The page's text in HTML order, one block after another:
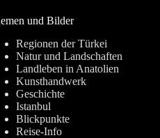
und Bilder
Regionen der Türkei
Natur und Landschaften
Landleben in Anatolien
Kunsthandwerk
Geschichte
Istanbul
Blickpunkte
Reise-Info